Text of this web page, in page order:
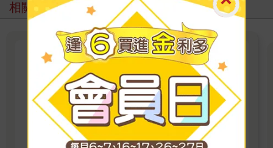
相關主題
【金尉出版】精選投資理財電子
書
聰明投資！即刻更新你的致富方法